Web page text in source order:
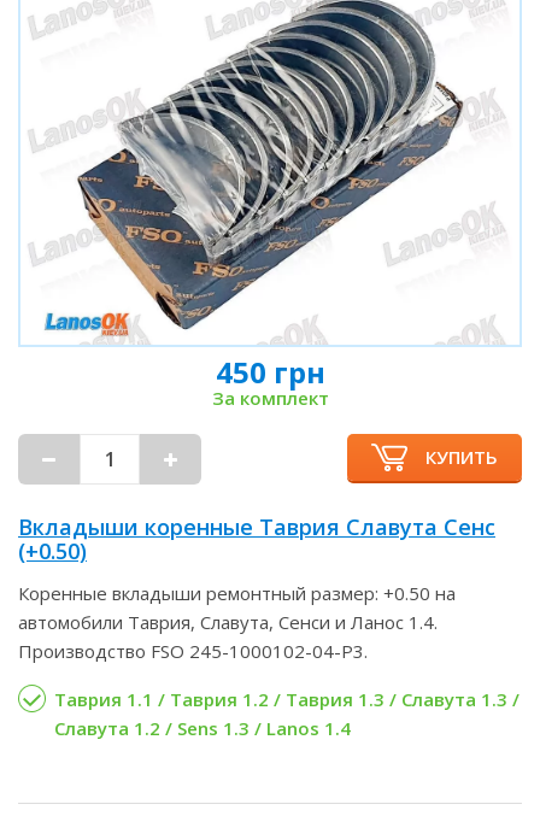
450 грн
За комплект
КУПИТЬ
Вкладыши коренные Таврия Славута Сенс
(+0.50)
Коренные вкладыши ремонтный размер: +0.50 на
автомобили Таврия, Славута, Сенси и Ланос 1.4.
Производство FSO 245-1000102-04-P3.
Таврия 1.1 / Таврия 1.2 / Таврия 1.3 / Славута 1.3 /
Славута 1.2 / Sens 1.3 / Lanos 1.4